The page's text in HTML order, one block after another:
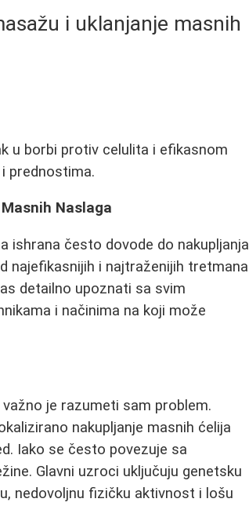
i uklanjanje masnih
u borbi protiv celulita i efikasnom
prednostima.
Naslaga
ishrana često dovode do nakupljanja
najefikasnijih i najtraženijih tretmana
detailno upoznati sa svim
i načinima na koji može
važno je razumeti sam problem.
nakupljanje masnih ćelija
Iako se često povezuje sa
Glavni uzroci uključuju genetsku
nedovoljnu fizičku aktivnost i lošu